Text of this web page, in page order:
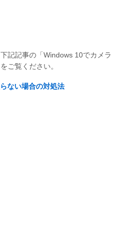
記記事の「Windows 10でカメラ
ご覧ください。
ない場合の対処法